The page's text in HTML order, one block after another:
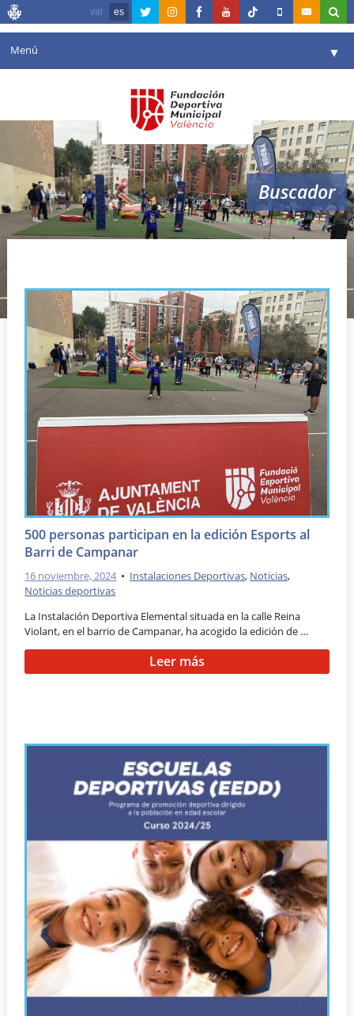
val es
Menú ▼
Agenda
Instalaciones ▼
Comunicación ▼
Valencia en deporte ▼
Buscador
deporte
500 personas participan en la edición Esports al
Barri de Campanar
16 noviembre, 2024 • Instalaciones Deportivas, Noticias,
Noticias deportivas
La Instalación Deportiva Elemental situada en la calle Reina
Violant, en el barrio de Campanar, ha acogido la edición de …
Leer más